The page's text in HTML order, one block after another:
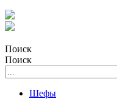
Поиск
Поиск
Шефы